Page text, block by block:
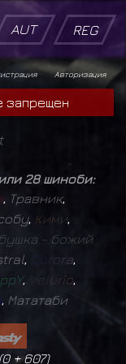
AUT REG
Авторизация
запрещен
28 шиноби:
, Травник,
, Кими
ушка - божий
orora
ppY, l urio
, Мататаби
0+607)